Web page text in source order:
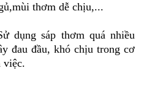
thơm dễ chịu,...
dụng sáp thơm quá nhiều
đau đầu, khó chịu trong cơ
việc.